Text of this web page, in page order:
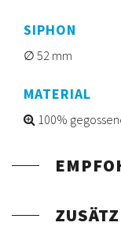
SIPHON
52 mm
MATERIAL
100%